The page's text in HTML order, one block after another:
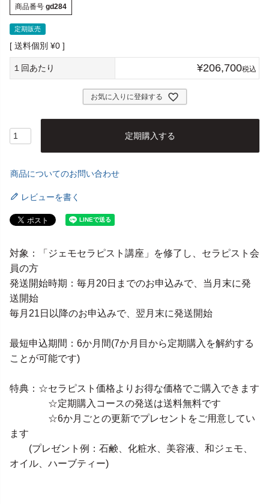
商品番号 gd284
定期販売
送料個別 ¥0
１回あたり ¥206,700税込
お気に入りに登録する
定期購入する
商品についてのお問い合わせ
レビューを書く
対象：「ジェモセラピスト講座」を修了し、セラピスト会
員の方
発送開始時期：毎月20日までのお申込みで、当月末に発
送開始
毎月21日以降のお申込みで、翌月末に発送開始
最短申込期間：6か月間(7か月目から定期購入を解約する
ことが可能です)
特典：☆セラピスト価格よりお得な価格でご購入できます
☆定期購入コースの発送は送料無料です
☆6か月ごとの更新でプレセントをご用意してい
ます
(プレゼント例：石鹸、化粧水、美容液、和ジェモ、
オイル、ハーブティー)